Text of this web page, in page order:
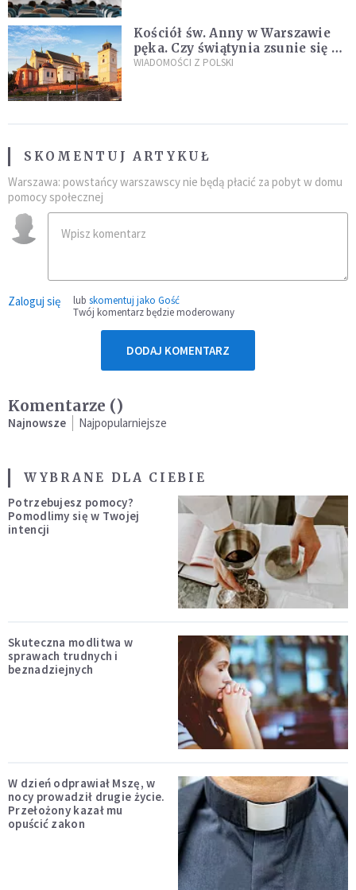
Kościół św. Anny w Warszawie
pęka. Czy świątynia zsunie się ze
skarpy?
WIADOMOŚCI Z POLSKI
SKOMENTUJ ARTYKUŁ
Warszawa: powstańcy warszawscy nie będą płacić za pobyt w domu
pomocy społecznej
Zaloguj się lub skomentuj jako Gość
Twój komentarz będzie moderowany
DODAJ KOMENTARZ
Komentarze ()
Najnowsze Najpopularniejsze
WYBRANE DLA CIEBIE
Potrzebujesz pomocy?
Pomodlimy się w Twojej
intencji
Skuteczna modlitwa w
sprawach trudnych i
beznadziejnych
W dzień odprawiał Mszę, w
nocy prowadził drugie życie.
Przełożony kazał mu
opuścić zakon